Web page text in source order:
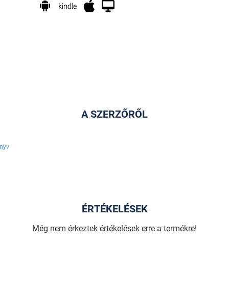
A SZERZŐRŐL
ÉRTÉKELÉSEK
Még nem érkeztek értékelések erre a termékre!